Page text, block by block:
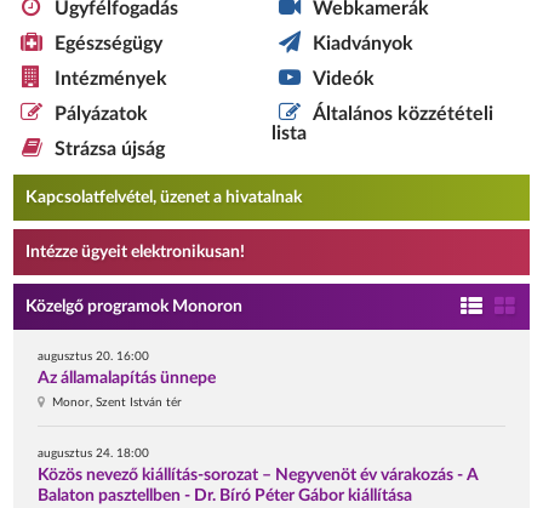
Ügyfélfogadás
Egészségügy
Intézmények
Pályázatok
Strázsa újság
Webkamerák
Kiadványok
Videók
Általános közzétételi
lista
Kapcsolatfelvétel, üzenet a hivatalnak
Intézze ügyeit elektronikusan!
Közelgő programok Monoron
augusztus 20. 16:00
Az államalapítás ünnepe
Monor, Szent István tér
augusztus 24. 18:00
Közös nevező kiállítás-sorozat – Negyvenöt év várakozás - A
Balaton pasztellben - Dr. Bíró Péter Gábor kiállítása